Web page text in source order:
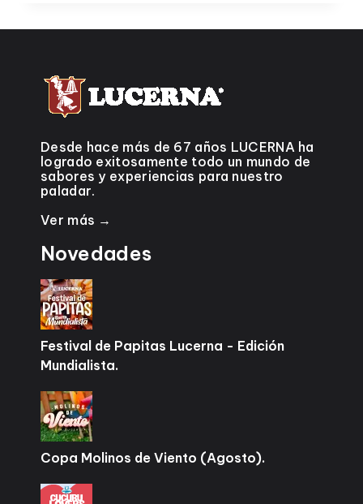
Desde hace más de 67 años LUCERNA ha
logrado exitosamente todo un mundo de
sabores y experiencias para nuestro
paladar.
Ver más →
Novedades
Festival de Papitas Lucerna - Edición
Mundialista.
Copa Molinos de Viento (Agosto).